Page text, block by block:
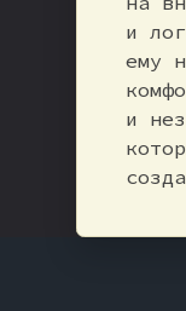
и
ему
и